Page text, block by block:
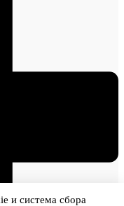
и система сбора